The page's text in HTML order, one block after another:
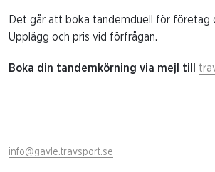
Det går att boka tandemduell för företag
Upplägg och pris vid förfrågan.
Boka din tandemkörning via mejl till
info@gavle.travsport.se